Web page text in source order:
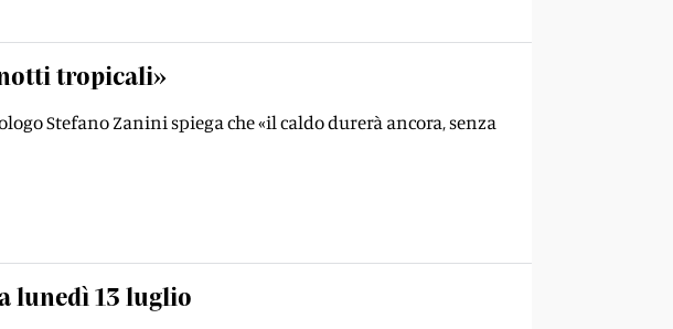
tropicali»
Stefano Zanini spiega che «il caldo durerà ancora, senza
lunedì 13 luglio